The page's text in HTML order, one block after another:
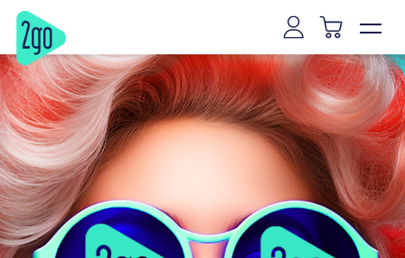
Vilnius Kaunas Klaipėda
Šiauliai Panevėžys
Marijampolė Mažeikiai Alytus
Joniškis Ryga
Talinas Pernu
Narva Kuresarė Viljandis